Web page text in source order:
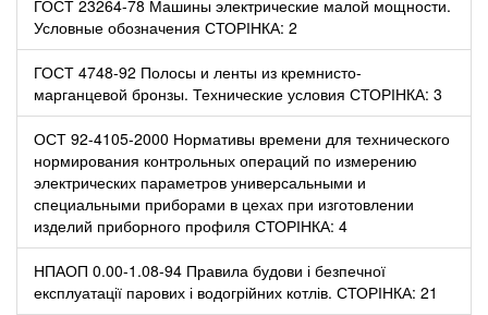
ГОСТ 23264-78 Машины электрические малой мощности.
Условные обозначения СТОРІНКА: 2
ГОСТ 4748-92 Полосы и ленты из кремнисто-
марганцевой бронзы. Технические условия СТОРІНКА: 3
ОСТ 92-4105-2000 Нормативы времени для технического
нормирования контрольных операций по измерению
электрических параметров универсальными и
специальными приборами в цехах при изготовлении
изделий приборного профиля СТОРІНКА: 4
НПАОП 0.00-1.08-94 Правила будови і безпечної
експлуатації парових і водогрійних котлів. СТОРІНКА: 21